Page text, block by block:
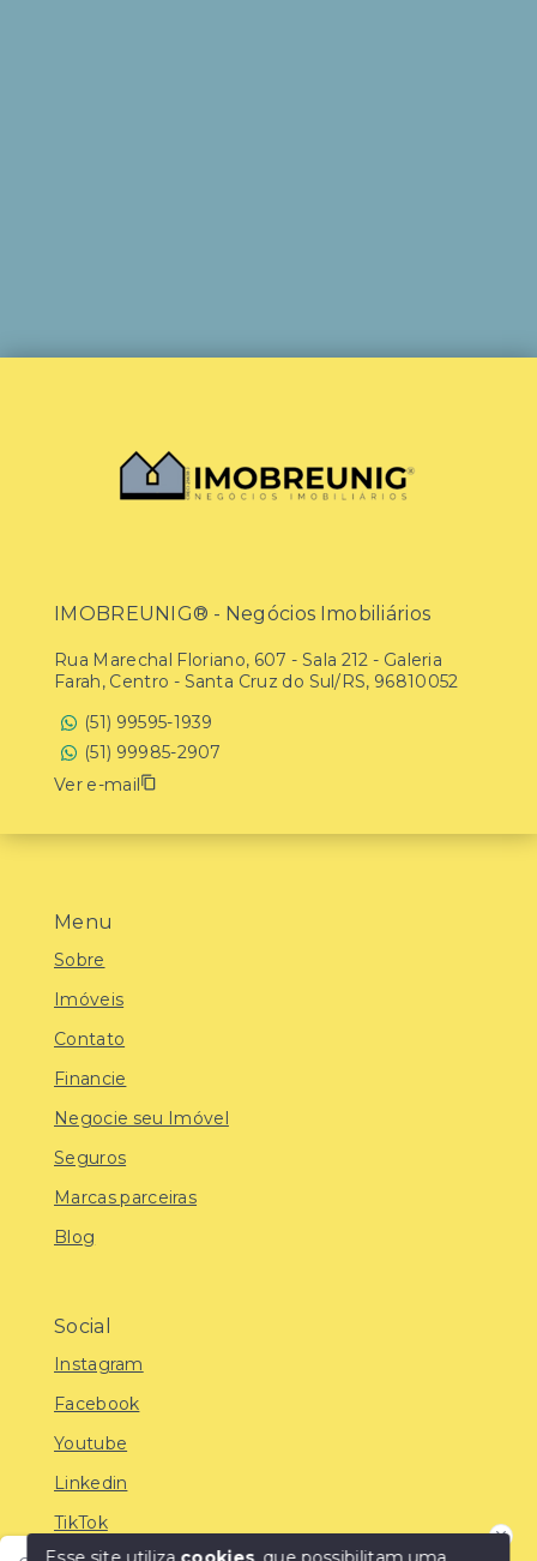
Menu
Sobre
Imóveis
Contato
Financie
Negocie seu Imóvel
Seguros
Marcas parceiras
Blog
Social
Instagram
Facebook
Youtube
Linkedin
TikTok
IMOBREUNIG® - Negócios Imobiliários
Rua Marechal Floriano, 607 - Sala 212 - Galeria
Farah, Centro - Santa Cruz do Sul/RS, 96810052
(51) 99595-1939
(51) 99985-2907
Ver e-mail